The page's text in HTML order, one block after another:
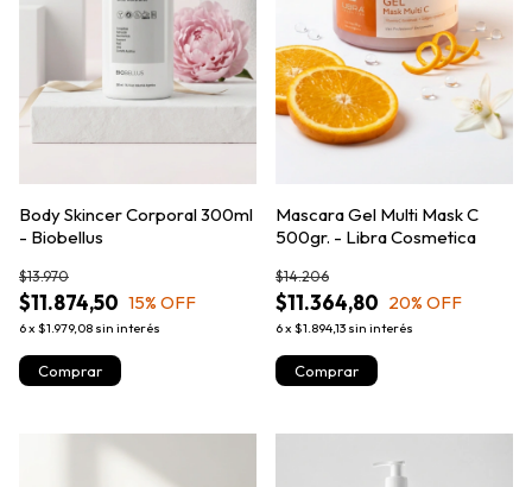
Body Skincer Corporal 300ml
- Biobellus
$11.874,50
$13.970
15% OFF
6x $1.979,08 sin interés
Mascara Gel Multi Mask C
500gr. - Libra Cosmetica
$11.364,80
$14.206
20% OFF
6x $1.894,13 sin interés